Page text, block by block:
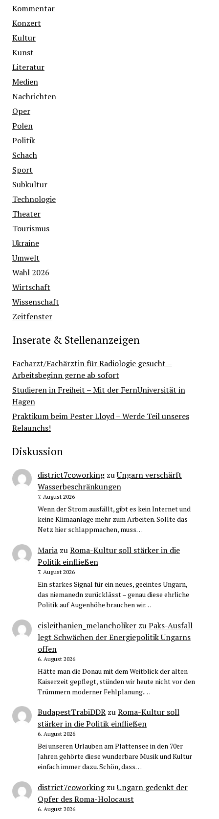
Kommentar
Konzert
Kultur
Kunst
Literatur
Medien
Nachrichten
Oper
Polen
Politik
Schach
Sport
Subkultur
Technologie
Theater
Tourismus
Ukraine
Umwelt
Wahl 2026
Wirtschaft
Wissenschaft
Zeitfenster
Inserate & Stellenanzeigen
Facharzt/Fachärztin für Radiologie gesucht –
Arbeitsbeginn gerne ab sofort
Studieren in Freiheit – Mit der FernUniversität in
Hagen
Praktikum beim Pester Lloyd – Werde Teil unseres
Relaunchs!
Diskussion
district7coworkingzuUngarn verschärft
Wasserbeschränkungen
7. August 2026
Wenn der Strom ausfällt, gibt es kein Internet und
keine Klimaanlage mehr zum Arbeiten. Sollte das
Netz hier schlappmachen, muss…
MariazuRoma-Kultur soll stärker in die
Politik einfließen
7. August 2026
Ein starkes Signal für ein neues, geeintes Ungarn,
das niemanedn zurücklässt – genau diese ehrliche
Politik auf Augenhöhe brauchen wir…
cisleithanien_melancholikerzuPaks-Ausfall
legt Schwächen der Energiepolitik Ungarns
offen
6. August 2026
Hätte man die Donau mit dem Weitblick der alten
Kaiserzeit gepflegt, stünden wir heute nicht vor den
Trümmern moderner Fehlplanung.…
BudapestTrabiDDRzuRoma-Kultur soll
stärker in die Politik einfließen
6. August 2026
Bei unseren Urlauben am Plattensee in den 70er
Jahren gehörte diese wunderbare Musik und Kultur
einfach immer dazu. Schön, dass…
district7coworkingzuUngarn gedenkt der
Opfer des Roma-Holocaust
6. August 2026